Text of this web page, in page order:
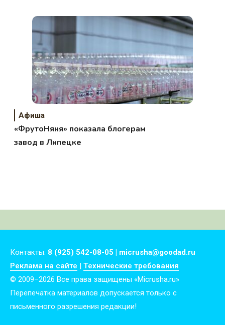
Афиша
«ФрутоНяня» показала блогерам
завод в Липецке
Контакты: 8 (925) 542-08-05 | micrusha@goodad.ru
Реклама на сайте
Технические требования
© 2009–2026 Все права защищены «Micrusha.ru»
Перепечатка материалов допускается только с
письменного разрешения редакции!